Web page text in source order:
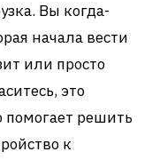
Вы когда-
начала вести
или просто
это
помогает решить
к